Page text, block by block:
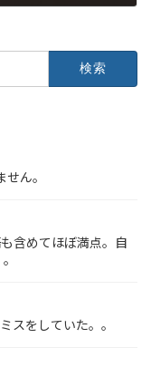
ん。
含めてほぼ満点。自
スをしていた。。